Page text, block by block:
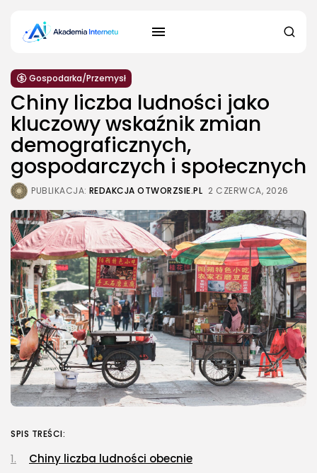
Gospodarka/Przemysł
Chiny liczba ludności jako
kluczowy wskaźnik zmian
demograficznych,
gospodarczych i społecznych
PUBLIKACJA: REDAKCJA OTWORZSIE.PL 2 CZERWCA, 2026
SPIS TREŚCI:
Chiny liczba ludności obecnie